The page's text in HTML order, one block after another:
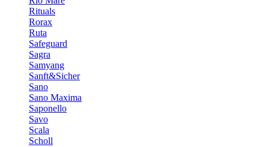
Rituals
Rorax
Ruta
Safeguard
Sagra
Samyang
Sanft&Sicher
Sano
Sano Maxima
Saponello
Savo
Scala
Scholl